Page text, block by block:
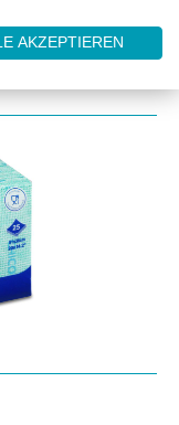
AKZEPTIEREN